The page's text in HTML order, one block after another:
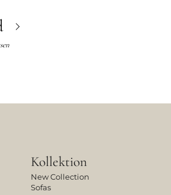
Kollektion
New Collection
Sofas